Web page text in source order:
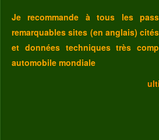
Je recommande à tous les
remarquables sites (en anglais)
et données techniques très
automobile mondiale